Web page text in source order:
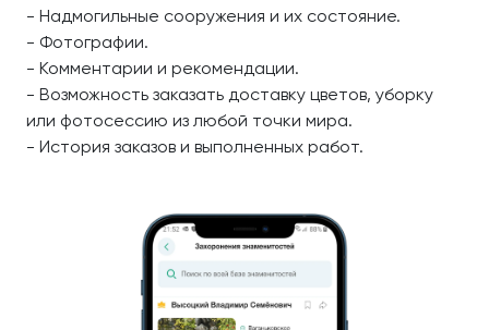
- Надмогильные сооружения и их состояние.
- Фотографии.
- Комментарии и рекомендации.
- Возможность заказать доставку цветов, уборку
или фотосессию из любой точки мира.
- История заказов и выполненных работ.